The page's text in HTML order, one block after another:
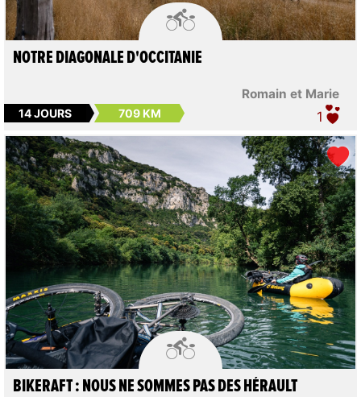

Romain et Marie
NOTRE DIAGONALE D'OCCITANIE
14 JOURS 709 KM 1

BIKERAFT : NOUS NE SOMMES PAS DES HÉRAULT